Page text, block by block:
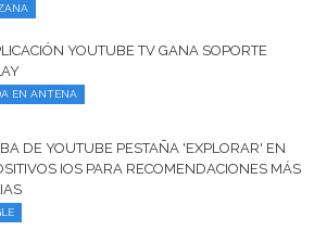
YOUTUBE TV GANA SOPORTE
EN ANTENA
DE YOUTUBE PESTAÑA 'EXPLORAR' EN
IOS PARA RECOMENDACIONES MÁS